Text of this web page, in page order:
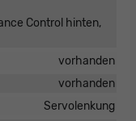
Control hinten,
vorhanden
vorhanden
Servolenkung